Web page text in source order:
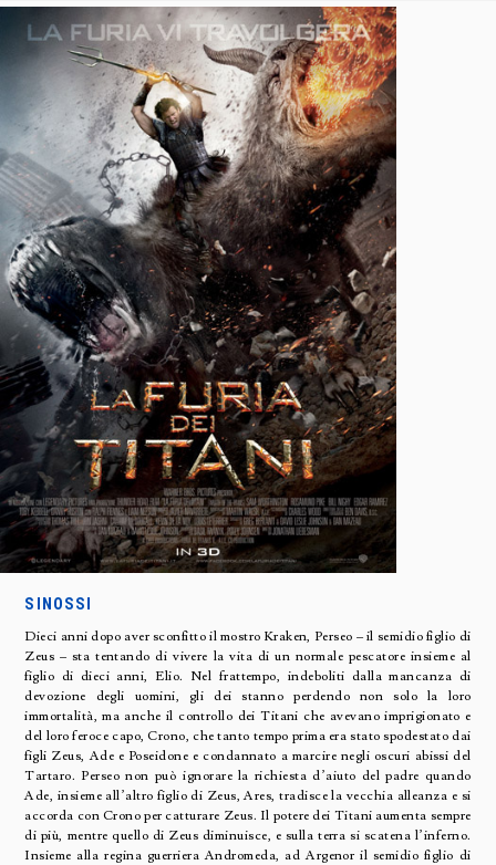
SINOSSI
Dieci anni dopo aver sconfitto il mostro Kraken, Perseo – il semidio figlio di
Zeus – sta tentando di vivere la vita di un normale pescatore insieme al
figlio di dieci anni, Elio. Nel frattempo, indeboliti dalla mancanza di
devozione degli uomini, gli dei stanno perdendo non solo la loro
immortalità, ma anche il controllo dei Titani che avevano imprigionato e
del loro feroce capo, Crono, che tanto tempo prima era stato spodestato dai
figli Zeus, Ade e Poseidone e condannato a marcire negli oscuri abissi del
Tartaro. Perseo non può ignorare la richiesta d’aiuto del padre quando
Ade, insieme all’altro figlio di Zeus, Ares, tradisce la vecchia alleanza e si
accorda con Crono per catturare Zeus. Il potere dei Titani aumenta sempre
di più, mentre quello di Zeus diminuisce, e sulla terra si scatena l’inferno.
Insieme alla regina guerriera Andromeda, ad Argenor il semidio figlio di